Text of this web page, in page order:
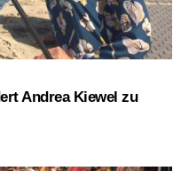
Andrea Kiewel zu